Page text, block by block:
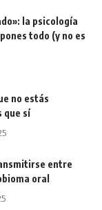
la psicología
todo (y no es
no estás
que sí
entre
oral